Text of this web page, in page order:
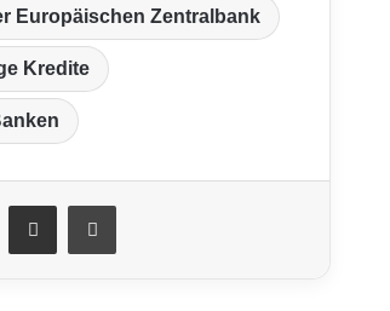
Europäischen Zentralbank
Kredite
VKontakte